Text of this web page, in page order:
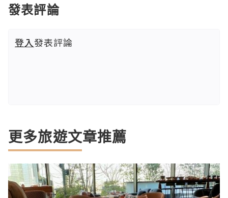
發表評論
登入發表評論
更多旅遊文章推薦